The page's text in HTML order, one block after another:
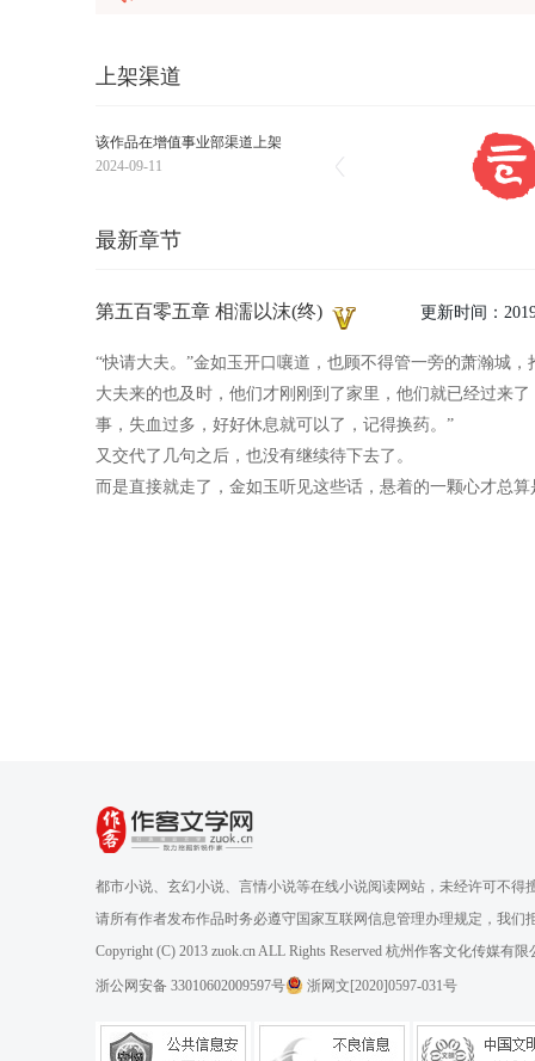
上架渠道
该作品在增值事业部渠道上架
2024-09-11
最新章节
第五百零五章 相濡以沫(终) 更新时间：
“快请大夫。”金如玉开口嚷道，也顾不得管一旁的萧瀚城
大夫来的也及时，他们才刚刚到了家里，他们就已经过来
事，失血过多，好好休息就可以了，记得换药。”
又交代了几句之后，也没有继续待下去了。
而是直接就走了，金如玉听见这些话，悬着的一颗心才总算
都市小说、玄幻小说、言情小说等在线小说阅读网站，未经许可不得
请所有作者发布作品时务必遵守国家互联网信息管理办理规定，我们
Copyright (C) 2013 zuok.cn ALL Rights Reserved 杭州作客文化传媒有
浙公网安备 33010602009597号 浙网文[2020]0597-031号